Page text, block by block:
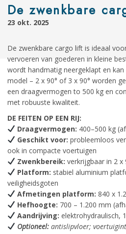
De zwenkbare
23 okt. 2025
De zwenkbare cargo lift is ideaal
vervoeren van goederen in kleine
wordt handmatig neergeklapt en
model – 2 x 90° of 3 x 90° worden
een draagvermogen to 500 kg en
met robuuste kwaliteit.
DE FEITEN OP EEN RIJ:
Draagvermogen: 400–500 kg
Geschikt voor: probleemloos
ook in compacte voertuigen
Zwenkbereik: verkrijgbaar in 2 x
Platform: stabiel aluminium
veiligheidsgoten
Afmetingen platform: 840 x
Hefhoogte: 700 – 1.200 mm
Aandrijving: elektrohydraulisch,
Optioneel:antislipvloer;